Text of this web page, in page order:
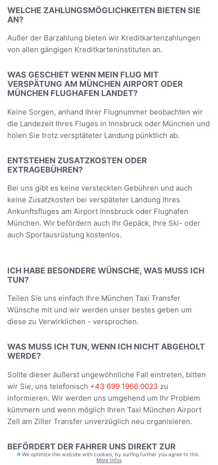
WELCHE ZAHLUNGSMÖGLICHKEITEN BIETEN SIE
AN?
Außer der Barzahlung bieten wir Kreditkartenzahlungen
von allen gängigen Kreditkarteninstituten an.
WAS GESCHIET WENN MEIN FLUG MIT
VERSPÄTUNG AM MÜNCHEN AIRPORT ODER
MÜNCHEN FLUGHAFEN LANDET?
Keine Sorgen, anhand Ihrer Flugnummer beobachten wir
die Landezeit Ihres Fluges in Innsbruck oder München und
holen Sie trotz versptäteter Landung pünktlich ab.
ENTSTEHEN ZUSATZKOSTEN ODER
EXTRAGEBÜHREN?
Bei uns gibt es keine versteckten Gebühren und auch
keine Zusatzkosten bei verspäteter Landung Ihres
Ankunftsfluges am Airport Innsbruck oder Flughafen
München. Wir befördern auch Ihr Gepäck, Ihre Ski- oder
auch Sportausrüstung kostenlos.
ICH HABE BESONDERE WÜNSCHE, WAS MUSS ICH
TUN?
Teilen Sie uns einfach Ihre München Taxi Transfer
Wünsche mit und wir werden unser bestes geben um
diese zu Verwirklichen - versprochen.
WAS MUSS ICH TUN, WENN ICH NICHT ABGEHOLT
WERDE?
Sollte dieser äußerst ungewöhnliche Fall eintreten, bitten
wir Sie, uns telefonisch +43 699 1966 0023 zu
informieren. Wir werden uns umgehend um Ihr Problem
kümmern und wenn möglich Ihren Taxi München Airport
Zell am Ziller Transfer unverzüglich neu organisieren.
BEFÖRDERT DER FAHRER UNS DIREKT ZUR
UNTERKUNFT?
We optimize this website with cookies, by surfing further you agree to this.
More Infos